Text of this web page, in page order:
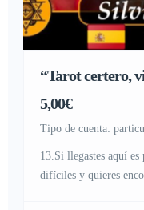
“Tarot certero,
5,00€
tipo de cuenta:
13.Si llegastes aquí es
difíciles y quieres